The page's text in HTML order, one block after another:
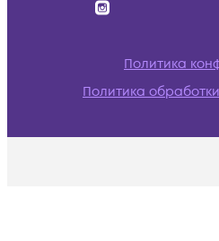
Политика
Политика